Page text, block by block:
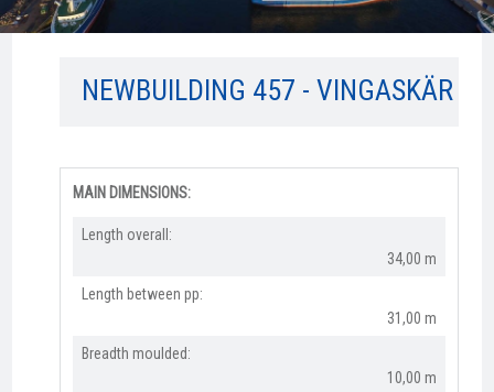
NEWBUILDING 457 - VINGASKÄR
MAIN DIMENSIONS:
Length overall:​
34,00 m
Length between pp:
31,00 m
Breadth moulded:
10,00 m